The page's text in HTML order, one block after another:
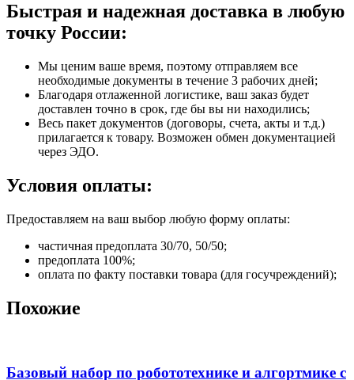
Быстрая и надежная доставка в любую
точку России:
Мы ценим ваше время, поэтому отправляем все
необходимые документы в течение 3 рабочих дней;
Благодаря отлаженной логистике, ваш заказ будет
доставлен точно в срок, где бы вы ни находились;
Весь пакет документов (договоры, счета, акты и т.д.)
прилагается к товару. Возможен обмен документацией
через ЭДО.
Условия оплаты:
Предоставляем на ваш выбор любую форму оплаты:
частичная предоплата 30/70, 50/50;
предоплата 100%;
оплата по факту поставки товара (для госучреждений);
Похожие
Базовый набор по робототехнике и алгортмике с